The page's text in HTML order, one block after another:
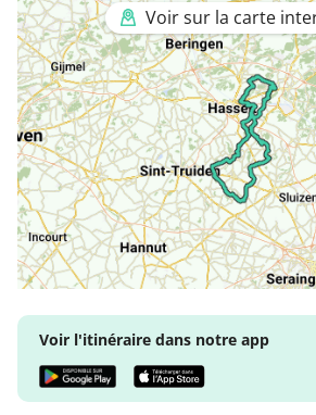
Voir sur la carte
Voir l'itinéraire dans notre app